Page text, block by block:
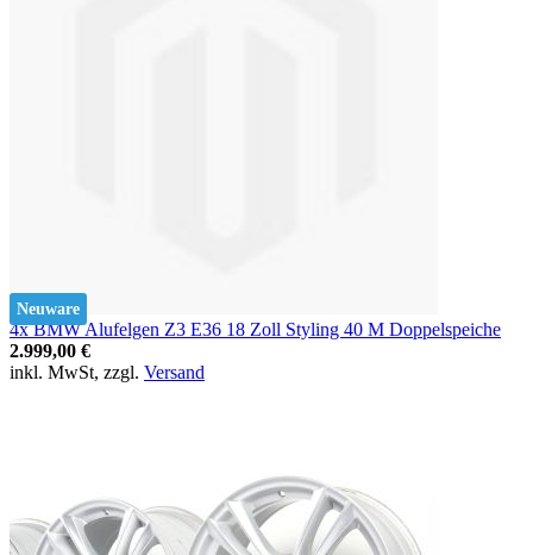
Neuware
4x BMW Alufelgen Z3 E36 18 Zoll Styling 40 M Doppelspeiche
2.999,00 €
inkl. MwSt, zzgl. Versand